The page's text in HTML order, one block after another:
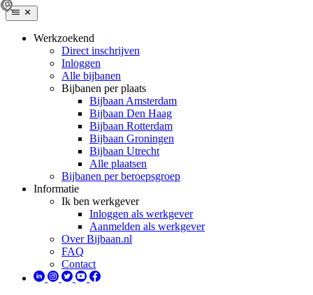
Werkzoekend
Direct inschrijven
Inloggen
Alle bijbanen
Bijbanen per plaats
Bijbaan Amsterdam
Bijbaan Den Haag
Bijbaan Rotterdam
Bijbaan Groningen
Bijbaan Utrecht
Alle plaatsen
Bijbanen per beroepsgroep
Informatie
Ik ben werkgever
Inloggen als werkgever
Aanmelden als werkgever
Over Bijbaan.nl
FAQ
Contact